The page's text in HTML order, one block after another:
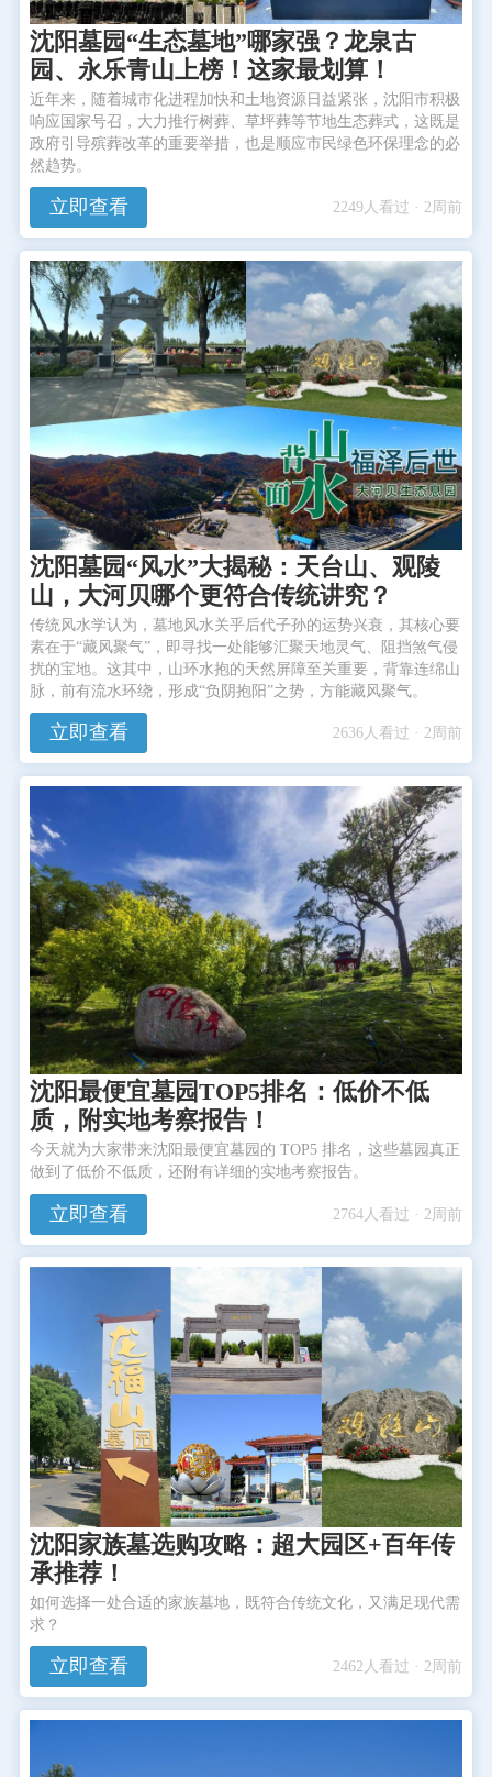
沈阳墓园“生态墓地”哪家强？龙泉古
园、永乐青山上榜！这家最划算！
近年来，随着城市化进程加快和土地资源日益紧张，沈阳市积极
响应国家号召，大力推行树葬、草坪葬等节地生态葬式，这既是
政府引导殡葬改革的重要举措，也是顺应市民绿色环保理念的必
然趋势。
立即查看 2249人看过 · 2周前
沈阳墓园“风水”大揭秘：天台山、观陵
山，大河贝哪个更符合传统讲究？
传统风水学认为，墓地风水关乎后代子孙的运势兴衰，其核心要
素在于“藏风聚气”，即寻找一处能够汇聚天地灵气、阻挡煞气侵
扰的宝地。这其中，山环水抱的天然屏障至关重要，背靠连绵山
脉，前有流水环绕，形成“负阴抱阳”之势，方能藏风聚气。
立即查看 2636人看过 · 2周前
沈阳最便宜墓园TOP5排名：低价不低
质，附实地考察报告！
今天就为大家带来沈阳最便宜墓园的 TOP5 排名，这些墓园真正
做到了低价不低质，还附有详细的实地考察报告。
立即查看 2764人看过 · 2周前
沈阳家族墓选购攻略：超大园区+百年传
承推荐！
如何选择一处合适的家族墓地，既符合传统文化，又满足现代需
求？
立即查看 2462人看过 · 2周前